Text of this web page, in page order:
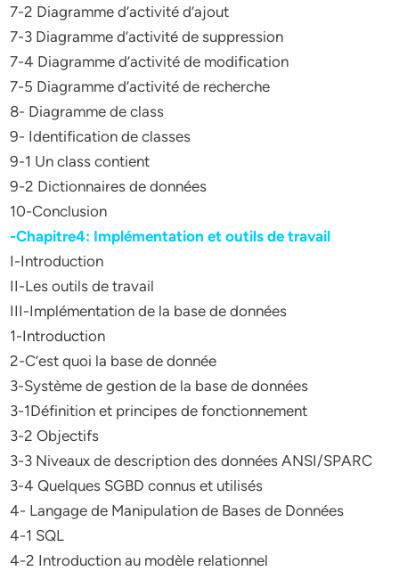
7-2 Diagramme d’activité d’ajout
7-3 Diagramme d’activité de suppression
7-4 Diagramme d’activité de modification
7-5 Diagramme d’activité de recherche
8- Diagramme de class
9- Identification de classes
9-1 Un class contient
9-2 Dictionnaires de données
10-Conclusion
-Chapitre4: Implémentation et outils de travail
I-Introduction
II-Les outils de travail
III-Implémentation de la base de données
1-Introduction
2-C’est quoi la base de donnée
3-Système de gestion de la base de données
3-1Définition et principes de fonctionnement
3-2 Objectifs
3-3 Niveaux de description des données ANSI/SPARC
3-4 Quelques SGBD connus et utilisés
4- Langage de Manipulation de Bases de Données
4-1 SQL
4-2 Introduction au modèle relationnel